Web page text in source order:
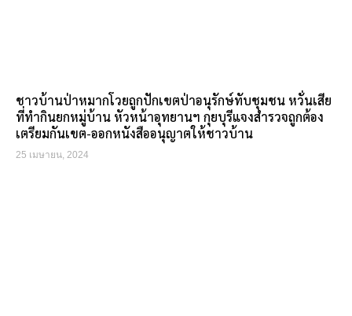
ชาวบ้านป่าหมากโวยถูกปักเขตป่าอนุรักษ์ทับชุมชน หวั่นเสีย
ที่ทำกินยกหมู่บ้าน หัวหน้าอุทยานฯ กุยบุรีแจงสำรวจถูกต้อง
เตรียมกันเขต-ออกหนังสืออนุญาตให้ชาวบ้าน
25 เมษายน, 2024